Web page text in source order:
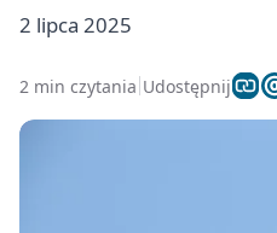
2 lipca 2025
2 min czytania Udostępnij